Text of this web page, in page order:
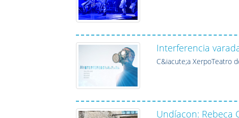
Interferencia
C&iacute;a XerpoTeatro
Undíacon: Rebeca